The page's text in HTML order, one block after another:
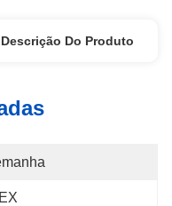
Descrição Do Produto